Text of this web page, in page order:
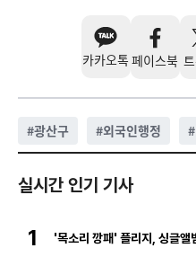
카카오톡 페이스북
#광산구 #외국인행정 #
실시간 인기 기사
1 '목소리 깡패' 플리지, 싱글